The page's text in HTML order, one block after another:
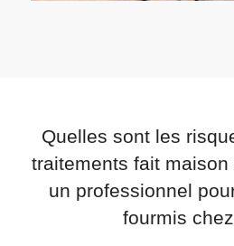
Quelles sont les
traitements fait
un professionnel
fourmis